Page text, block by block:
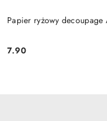
Papier ryżowy
Cena:
7.90